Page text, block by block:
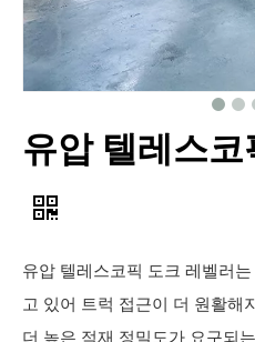
유압 텔레스
유압 텔레스코픽 도크 레벨러
고 있어 트럭 접근이 더 원활해
더 높은 적재 정밀도가 요구되